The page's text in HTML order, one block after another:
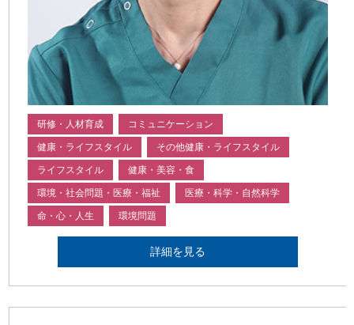
研修・人材育成 コミュニケーション
健康・ライフスタイル その他健康・ライフスタイル
ライフスタイル 健康・美容・食
環境・社会問題・医療・福祉 医療・科学・自然科学
命・心・人生 環境問題
詳細を見る